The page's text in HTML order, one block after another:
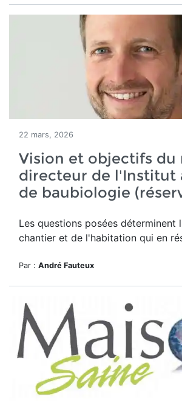
22 mars, 2026
Vision et objectifs du
directeur de l'Institut
de baubiologie
Les questions posées déterminent
chantier et de l'habitation qui en
Par : André Fauteux